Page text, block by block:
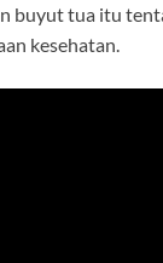
buyut tua itu
kesehatan.